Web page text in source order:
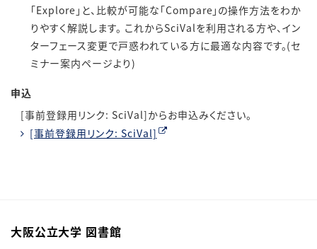
「Explore」と、比較が可能な「Compare」の操作方法をわか
りやすく解説します。 これからSciValを利用される方や、イン
ターフェース変更で戸惑われている方に最適な内容です。(セ
ミナー案内ページより)
申込
[事前登録用リンク: SciVal]からお申込みください。
[事前登録用リンク: SciVal]
大阪公立大学 図書館